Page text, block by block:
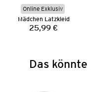
Online Exklusiv
Mädchen Latzkleid
Preis:
25,99 €
Das